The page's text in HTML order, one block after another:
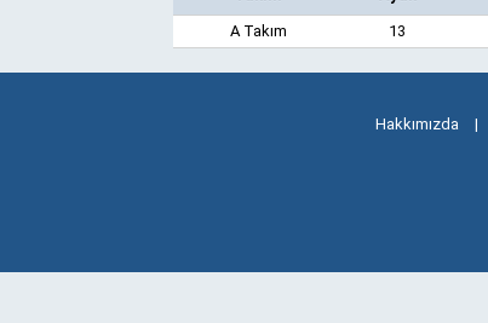
A Takım
13
Hakkımızda |